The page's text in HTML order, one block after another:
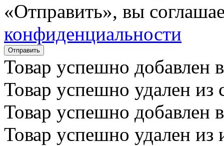
«Отправить», вы
конфиденциальности
Товар успешно добавлен
Товар успешно удален из
Товар успешно добавлен
Товар успешно удален из